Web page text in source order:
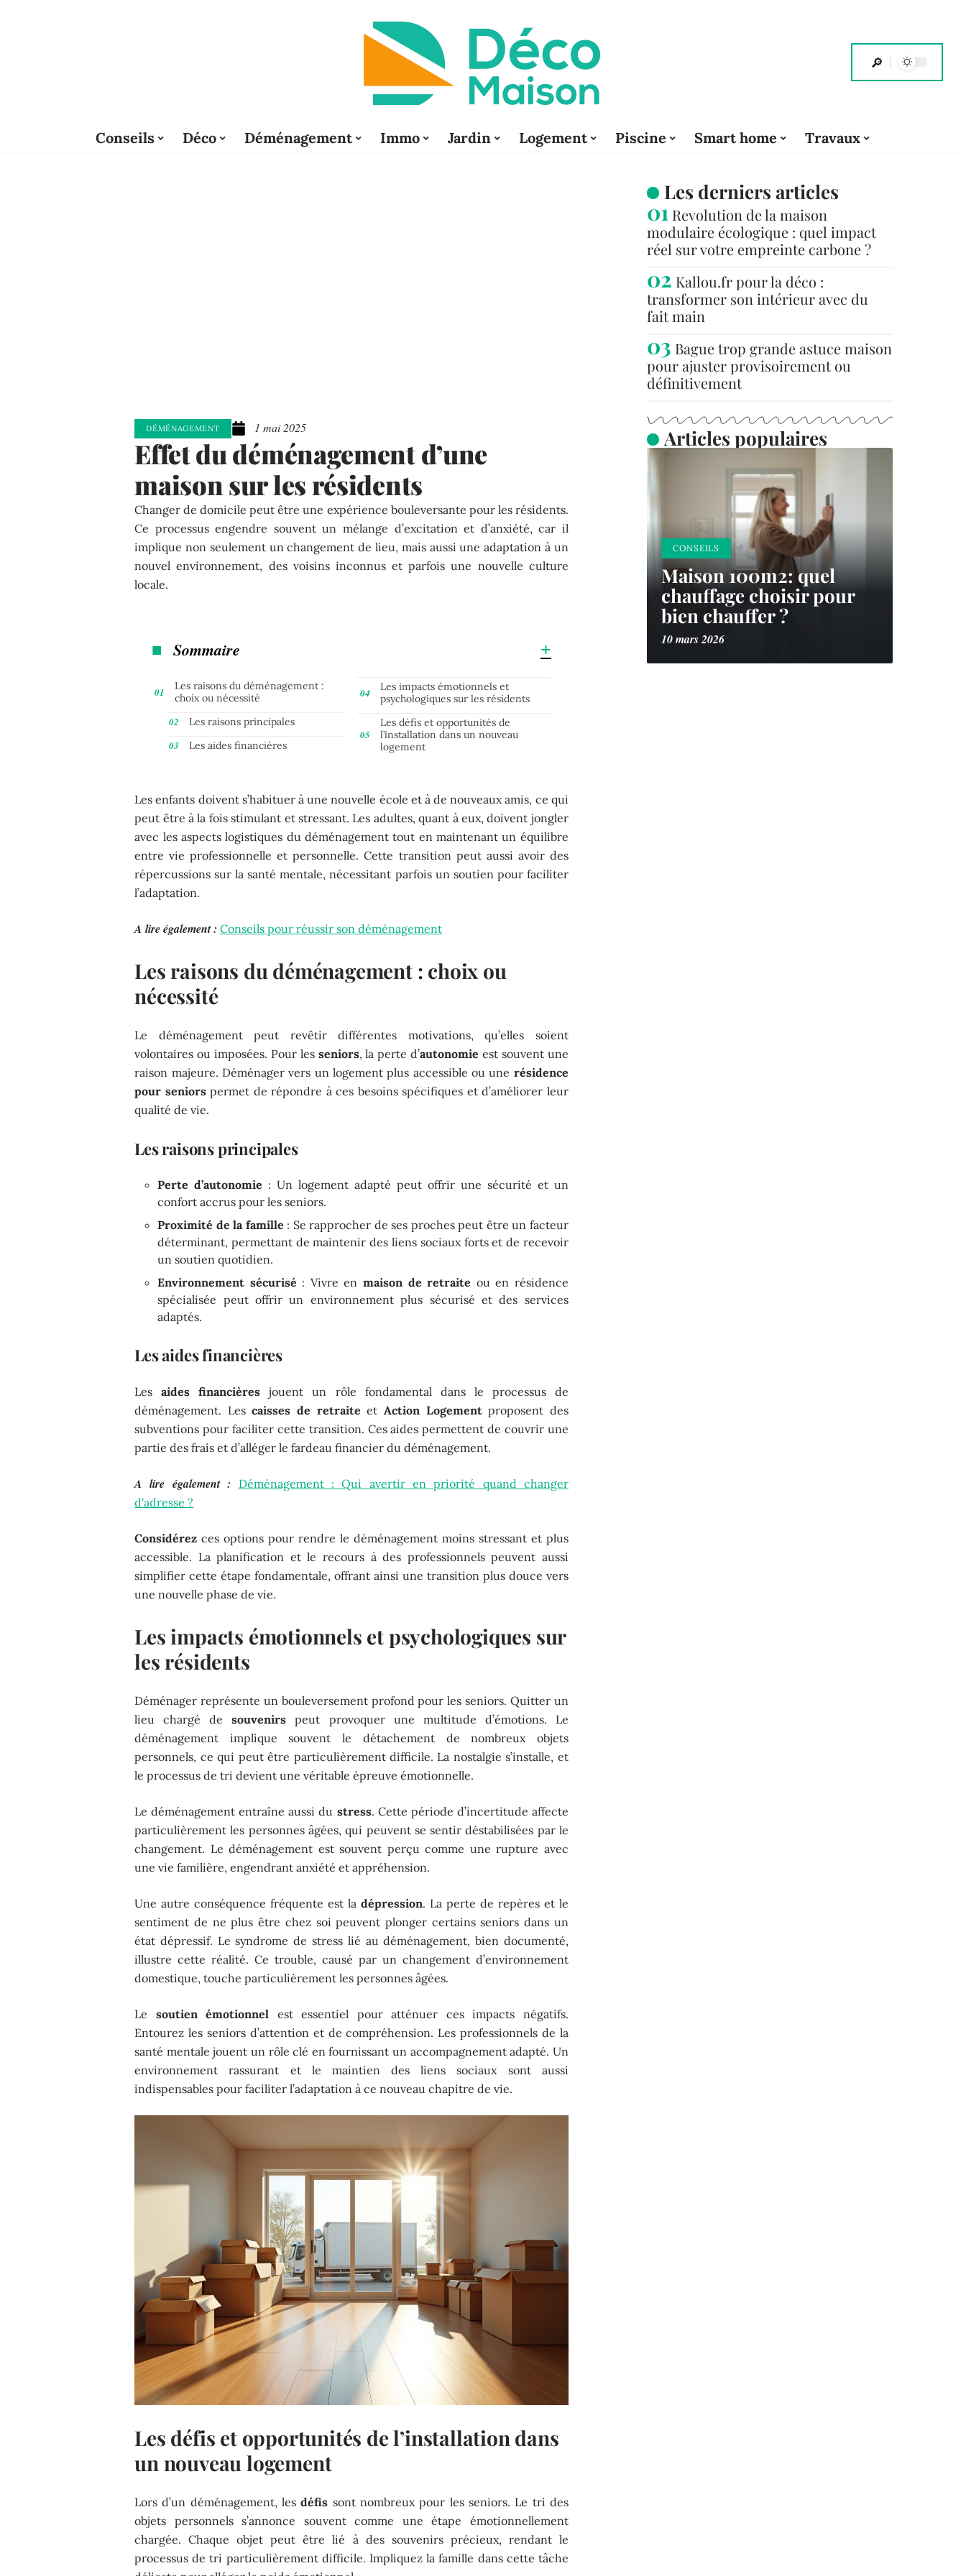
Conseils Déco Déménagement Immo Jardin Logement Piscine Smart home Travaux
DÉMÉNAGEMENT 1 mai 2025
Effet du déménagement d’une
maison sur les résidents
Changer de domicile peut être une expérience bouleversante pour les résidents.
Ce processus engendre souvent un mélange d’excitation et d’anxiété, car il
implique non seulement un changement de lieu, mais aussi une adaptation à un
nouvel environnement, des voisins inconnus et parfois une nouvelle culture
locale.
Sommaire
Les raisons du déménagement :
choix ou nécessité
Les raisons principales
Les aides financières
Les impacts émotionnels et
psychologiques sur les résidents
Les défis et opportunités de
l’installation dans un nouveau
logement
Les enfants doivent s’habituer à une nouvelle école et à de nouveaux amis, ce qui
peut être à la fois stimulant et stressant. Les adultes, quant à eux, doivent jongler
avec les aspects logistiques du déménagement tout en maintenant un équilibre
entre vie professionnelle et personnelle. Cette transition peut aussi avoir des
répercussions sur la santé mentale, nécessitant parfois un soutien pour faciliter
l’adaptation.
A lire également : Conseils pour réussir son déménagement
Les raisons du déménagement : choix ou
nécessité
Le déménagement peut revêtir différentes motivations, qu’elles soient
volontaires ou imposées. Pour les seniors, la perte d’autonomie est souvent une
raison majeure. Déménager vers un logement plus accessible ou une résidence
pour seniorspermet de répondre à ces besoins spécifiques et d’améliorer leur
qualité de vie.
Les raisons principales
Perte d’autonomie : Un logement adapté peut offrir une sécurité et un
confort accrus pour les seniors.
Proximité de la famille : Se rapprocher de ses proches peut être un facteur
déterminant, permettant de maintenir des liens sociaux forts et de recevoir
un soutien quotidien.
Environnement sécurisé : Vivre enmaison de retraite ou en résidence
spécialisée peut offrir un environnement plus sécurisé et des services
adaptés.
Les aides financières
Lesaides financières jouent un rôle fondamental dans le processus de
déménagement. Lescaisses de retraite et Action Logementproposent des
subventions pour faciliter cette transition. Ces aides permettent de couvrir une
partie des frais et d’alléger le fardeau financier du déménagement.
A lire également :
Déménagement : Qui avertir en priorité quand changer
d'adresse ?
Considérez ces options pour rendre le déménagement moins stressant et plus
accessible. La planification et le recours à des professionnels peuvent aussi
simplifier cette étape fondamentale, offrant ainsi une transition plus douce vers
une nouvelle phase de vie.
Les impacts émotionnels et psychologiques sur
les résidents
Déménager représente un bouleversement profond pour les seniors. Quitter un
lieu chargé desouvenirs peut provoquer une multitude d’émotions. Le
déménagement implique souvent le détachement de nombreux objets
personnels, ce qui peut être particulièrement difficile. La nostalgie s’installe, et
le processus de tri devient une véritable épreuve émotionnelle.
Le déménagement entraîne aussi du stress. Cette période d’incertitude affecte
particulièrement les personnes âgées, qui peuvent se sentir déstabilisées par le
changement. Le déménagement est souvent perçu comme une rupture avec
une vie familière, engendrant anxiété et appréhension.
Une autre conséquence fréquente est la dépression. La perte de repères et le
sentiment de ne plus être chez soi peuvent plonger certains seniors dans un
état dépressif. Le syndrome de stress lié au déménagement, bien documenté,
illustre cette réalité. Ce trouble, causé par un changement d’environnement
domestique, touche particulièrement les personnes âgées.
Le soutien émotionnel est essentiel pour atténuer ces impacts négatifs.
Entourez les seniors d’attention et de compréhension. Les professionnels de la
santé mentale jouent un rôle clé en fournissant un accompagnement adapté. Un
environnement rassurant et le maintien des liens sociaux sont aussi
indispensables pour faciliter l’adaptation à ce nouveau chapitre de vie.
Les défis et opportunités de l’installation dans
un nouveau logement
Lors d’un déménagement, lesdéfis sont nombreux pour les seniors. Le tri des
objets personnels s’annonce souvent comme une étape émotionnellement
chargée. Chaque objet peut être lié à des souvenirs précieux, rendant le
processus de tri particulièrement difficile. Impliquez la famille dans cette tâche
Les derniers articles
Revolution de la maison
modulaire écologique : quel impact
réel sur votre empreinte carbone ?
Kallou.fr pour la déco :
transformer son intérieur avec du
fait main
Bague trop grande astuce maison
pour ajuster provisoirement ou
définitivement
Articles populaires
CONSEILS
Maison 100m2: quel
chauffage choisir pour
bien chauffer ?
10 mars 2026